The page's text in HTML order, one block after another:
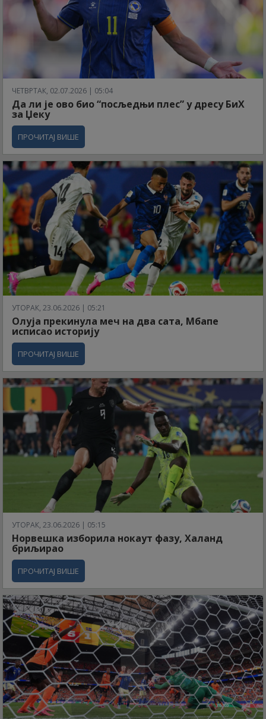
ЧЕТВРТАК, 02.07.2026 | 05:04
Да ли је ово био “посљедњи плес” у дресу БиХ
за Џеку
ПРОЧИТАЈ ВИШЕ
УТОРАК, 23.06.2026 | 05:21
Олуја прекинула меч на два сата, Мбапе
исписао историју
ПРОЧИТАЈ ВИШЕ
УТОРАК, 23.06.2026 | 05:15
Норвешка изборила нокаут фазу, Халанд
бриљирао
ПРОЧИТАЈ ВИШЕ